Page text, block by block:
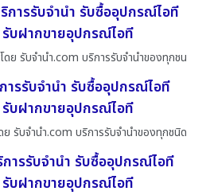
การรับจำนำ รับซื้ออุปกรณ์ไอที
บฝากขายอุปกรณ์ไอที
ดย รับจํานํา.com บริการรับจำนำของทุกชน
ารรับจำนำ รับซื้ออุปกรณ์ไอที
บฝากขายอุปกรณ์ไอที
ย รับจํานํา.com บริการรับจำนำของทุกชนิด
ารรับจำนำ รับซื้ออุปกรณ์ไอที
บฝากขายอุปกรณ์ไอที